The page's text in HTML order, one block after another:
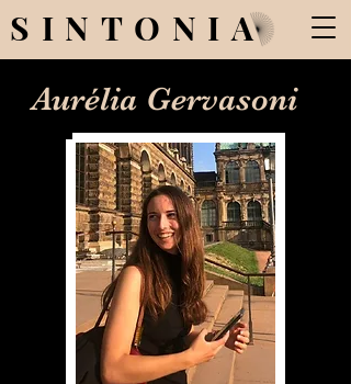
SINTONIA
Aurélia Gervasoni